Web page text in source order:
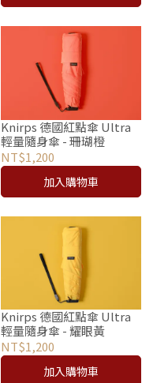
Knirps 德國紅點傘 Ultra
輕量隨身傘 - 珊瑚橙
NT$1,200
加入購物車
Knirps 德國紅點傘 Ultra
輕量隨身傘 - 耀眼黃
NT$1,200
加入購物車